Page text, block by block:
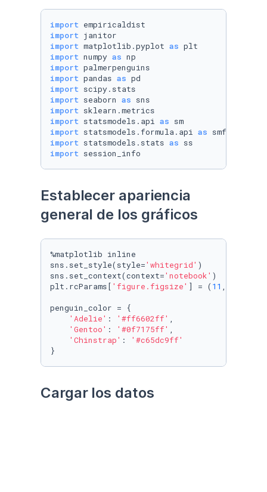
import
import
import matplotlib.pyplot as
import numpy as
import
import pandas as
import
import seaborn as
import
import statsmodels.api as
import statsmodels.formula.api as
import statsmodels.stats as
import session_info
Establecer apariencia
general de los gráficos
%matplotlib inline
sns.set_style(style='whitegrid' )
sns.set_context(context='notebook' )
plt.rcParams[ 'figure.figsize' ] = ( 11 ,
penguin_color = {
'Adelie' : '#ff6602ff' ,
'Gentoo' : '#0f7175ff' ,
'Chinstrap' :
'#c65dc9ff'
}
Cargar los datos